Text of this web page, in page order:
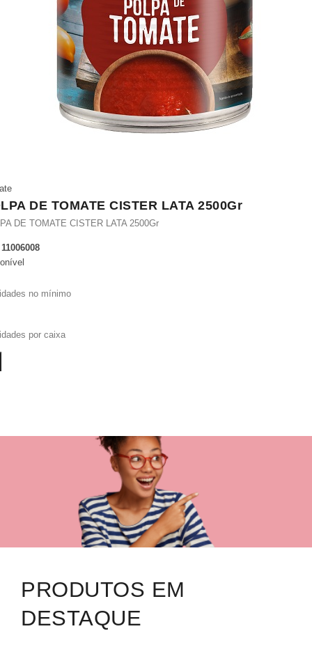
DE TOMATE CISTER LATA 2500Gr
DE TOMATE CISTER LATA 2500Gr
11006008
no mínimo
por caixa
PRODUTOS EM
DESTAQUE